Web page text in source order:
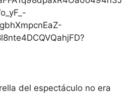
del espectáculo no era